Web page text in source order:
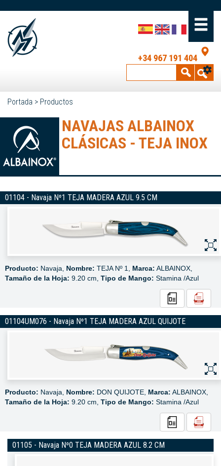
+34 967 191 404
Portada > Productos
NAVAJAS ALBAINOX
CLÁSICAS - TEJA INOX
01104 - Navaja Nº1 TEJA MADERA AZUL 9.5 CM
Producto: Navaja, Nombre: TEJA Nº 1, Marca: ALBAINOX,
Tamaño de la Hoja: 9.20 cm, Tipo de Mango: Stamina /Azul
01104UM076 - Navaja Nº1 TEJA MADERA AZUL QUIJOTE
Producto: Navaja, Nombre: DON QUIJOTE, Marca: ALBAINOX,
Tamaño de la Hoja: 9.20 cm, Tipo de Mango: Stamina /Azul
01105 - Navaja Nº0 TEJA MADERA AZUL 8.2 CM